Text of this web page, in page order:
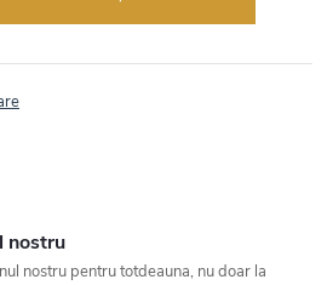
nostru
nostru pentru totdeauna, nu doar la